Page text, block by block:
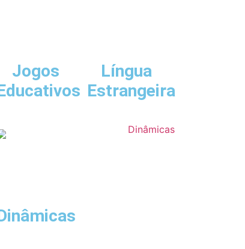
Jogos
Língua
Estrangeira